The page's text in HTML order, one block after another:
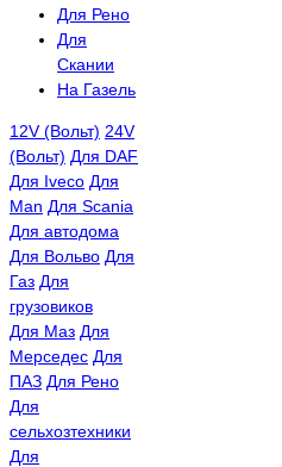
Для Рено
Для
Скании
На Газель
12V (Вольт) 24V
(Вольт) Для DAF
Для Iveco Для
Man Для Scania
Для автодома
Для Вольво Для
Газ Для
грузовиков
Для Маз Для
Мерседес Для
ПАЗ Для Рено
Для
сельхозтехники
Для